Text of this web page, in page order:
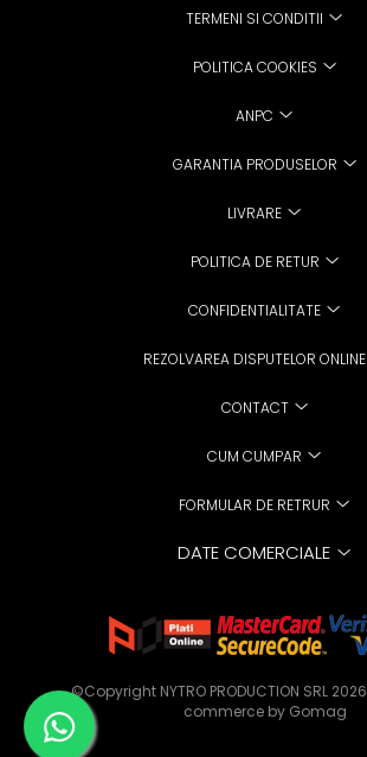
TERMENI SI CONDITII
POLITICA COOKIES
ANPC
GARANTIA PRODUSELOR
LIVRARE
POLITICA DE RETUR
CONFIDENTIALITATE
REZOLVAREA DISPUTELOR ONLINE
CONTACT
CUM CUMPAR
FORMULAR DE RETRUR
DATE COMERCIALE
©Copyright NYTRO PRODUCTION SRL 2026
commerce by Gomag